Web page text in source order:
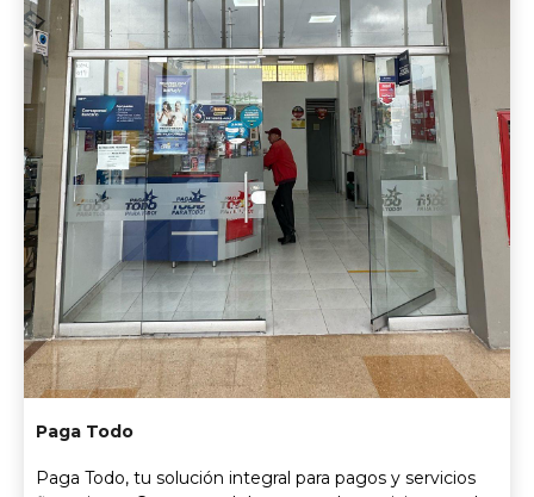
Paga Todo
Paga Todo, tu solución integral para pagos y servicios